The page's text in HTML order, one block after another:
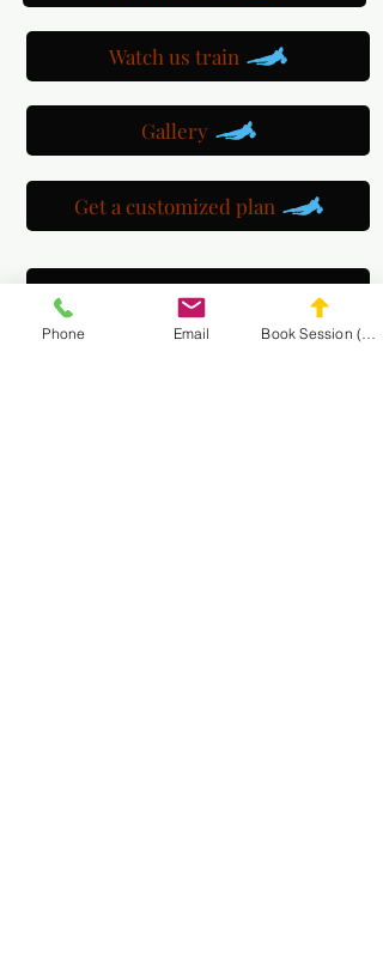
Watch us train
Gallery
Get a customized plan
Partner with us
Phone Email